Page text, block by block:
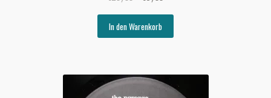
war:
€20,00€3,00.
In den Warenkorb